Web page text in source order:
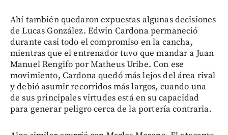
Ahí también quedaron expuestas algunas decisiones
de Lucas González. Edwin Cardona permaneció
durante casi todo el compromiso en la cancha,
mientras que el entrenador tuvo que mandar a Juan
Manuel Rengifo por Matheus Uribe. Con ese
movimiento, Cardona quedó más lejos del área rival
y debió asumir recorridos más largos, cuando una
de sus principales virtudes está en su capacidad
para generar peligro cerca de la portería contraria.